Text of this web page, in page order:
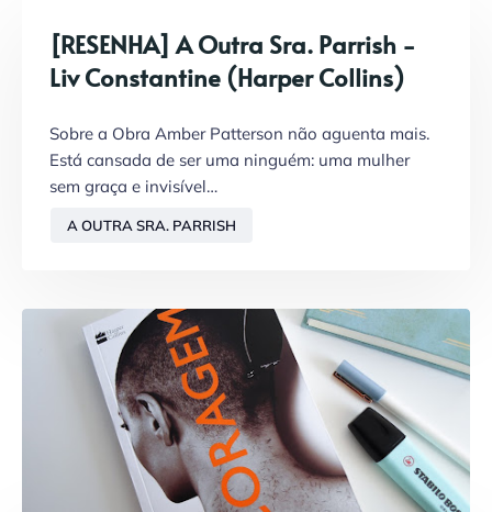
[RESENHA] A Outra Sra. Parrish -
Liv Constantine (Harper Collins)
Sobre a Obra Amber Patterson não aguenta mais.
Está cansada de ser uma ninguém: uma mulher
sem graça e invisível…
A OUTRA SRA. PARRISH